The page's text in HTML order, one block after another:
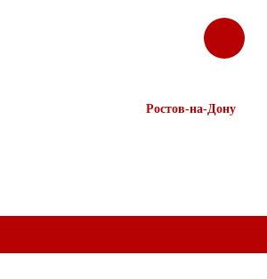
ЗАКАЗАТЬ
ЗВОНОК
Ростов-на-Дону